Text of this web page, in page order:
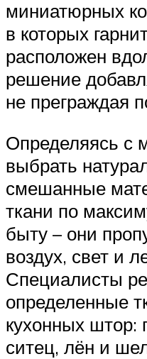
миниатюрных
в которых
расположен
решение
не преграждая
Определяясь с
выбрать
смешанные
ткани по
быту – они
воздух, свет и
Специалисты
определенные
кухонных штор:
ситец, лён и